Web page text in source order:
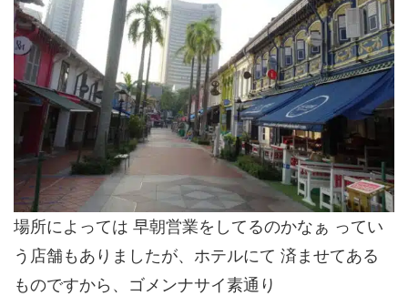
場所によっては 早朝営業をしてるのかなぁ ってい
う店舗もありましたが、ホテルにて 済ませてある
ものですから、ゴメンナサイ素通り